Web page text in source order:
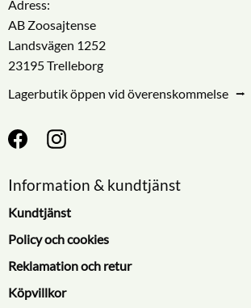
Adress:
AB Zoosajtense
Landsvägen 1252
23195 Trelleborg
Lagerbutik öppen vid överenskommelse ⭢
Information & kundtjänst
Kundtjänst
Policy och cookies
Reklamation och retur
Köpvillkor